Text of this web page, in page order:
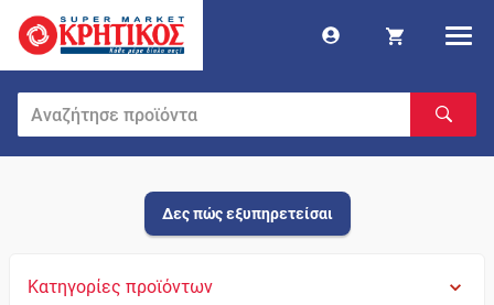
Δες πώς εξυπηρετείσαι
Κατηγορίες προϊόντων